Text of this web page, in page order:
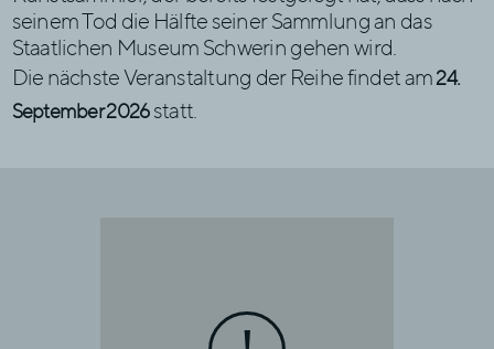
seinem Tod die Hälfte seiner Sammlung an das
Staatlichen Museum Schwerin gehen wird.
Die nächste Veranstaltung der Reihe findet am 24.
September 2026statt.